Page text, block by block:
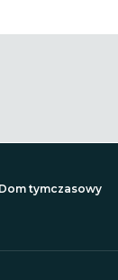
Dom tymczasowy